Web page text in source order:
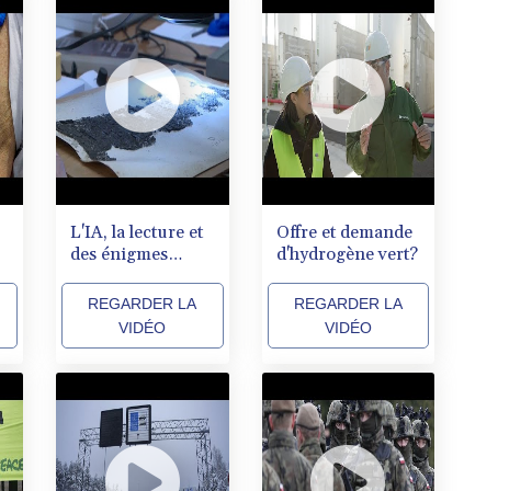
L'IA, la lecture et
des énigmes
REGARDER LA
VIDÉO
Offre et demande
d'hydrogène vert?
REGARDER LA
VIDÉO